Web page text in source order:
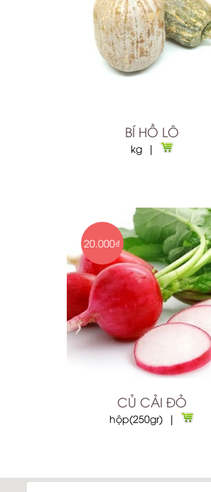
BÍ HỒ LÔ
kg |
20.000₫
CỦ CẢI ĐỎ
hộp(250gr) |